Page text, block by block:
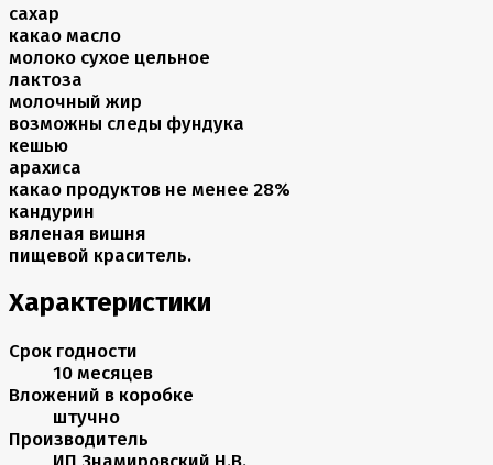
сахар
какао масло
молоко сухое цельное
лактоза
молочный жир
возможны следы фундука
кешью
арахиса
какао продуктов не менее 28%
кандурин
вяленая вишня
пищевой краситель.
Характеристики
Срок годности
10 месяцев
Вложений в коробке
штучно
Производитель